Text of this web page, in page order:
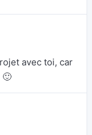
avec toi, car